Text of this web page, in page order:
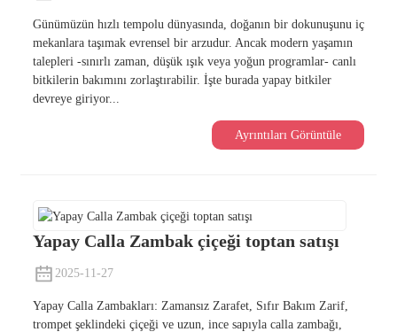
Günümüzün hızlı tempolu dünyasında, doğanın bir dokunuşunu iç
mekanlara taşımak evrensel bir arzudur. Ancak modern yaşamın
talepleri -sınırlı zaman, düşük ışık veya yoğun programlar- canlı
bitkilerin bakımını zorlaştırabilir. İşte burada yapay bitkiler
devreye giriyor...
Ayrıntıları Görüntüle
Yapay Calla Zambak çiçeği toptan satışı
2025-11-27
Yapay Calla Zambakları: Zamansız Zarafet, Sıfır Bakım Zarif,
trompet şeklindeki çiçeği ve uzun, ince sapıyla calla zambağı,